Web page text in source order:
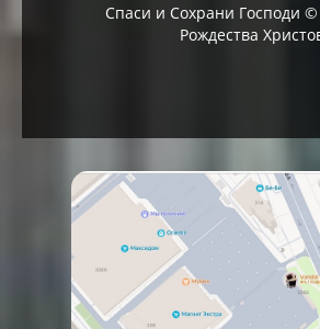
Спаси и Сохрани Господи
Рождества